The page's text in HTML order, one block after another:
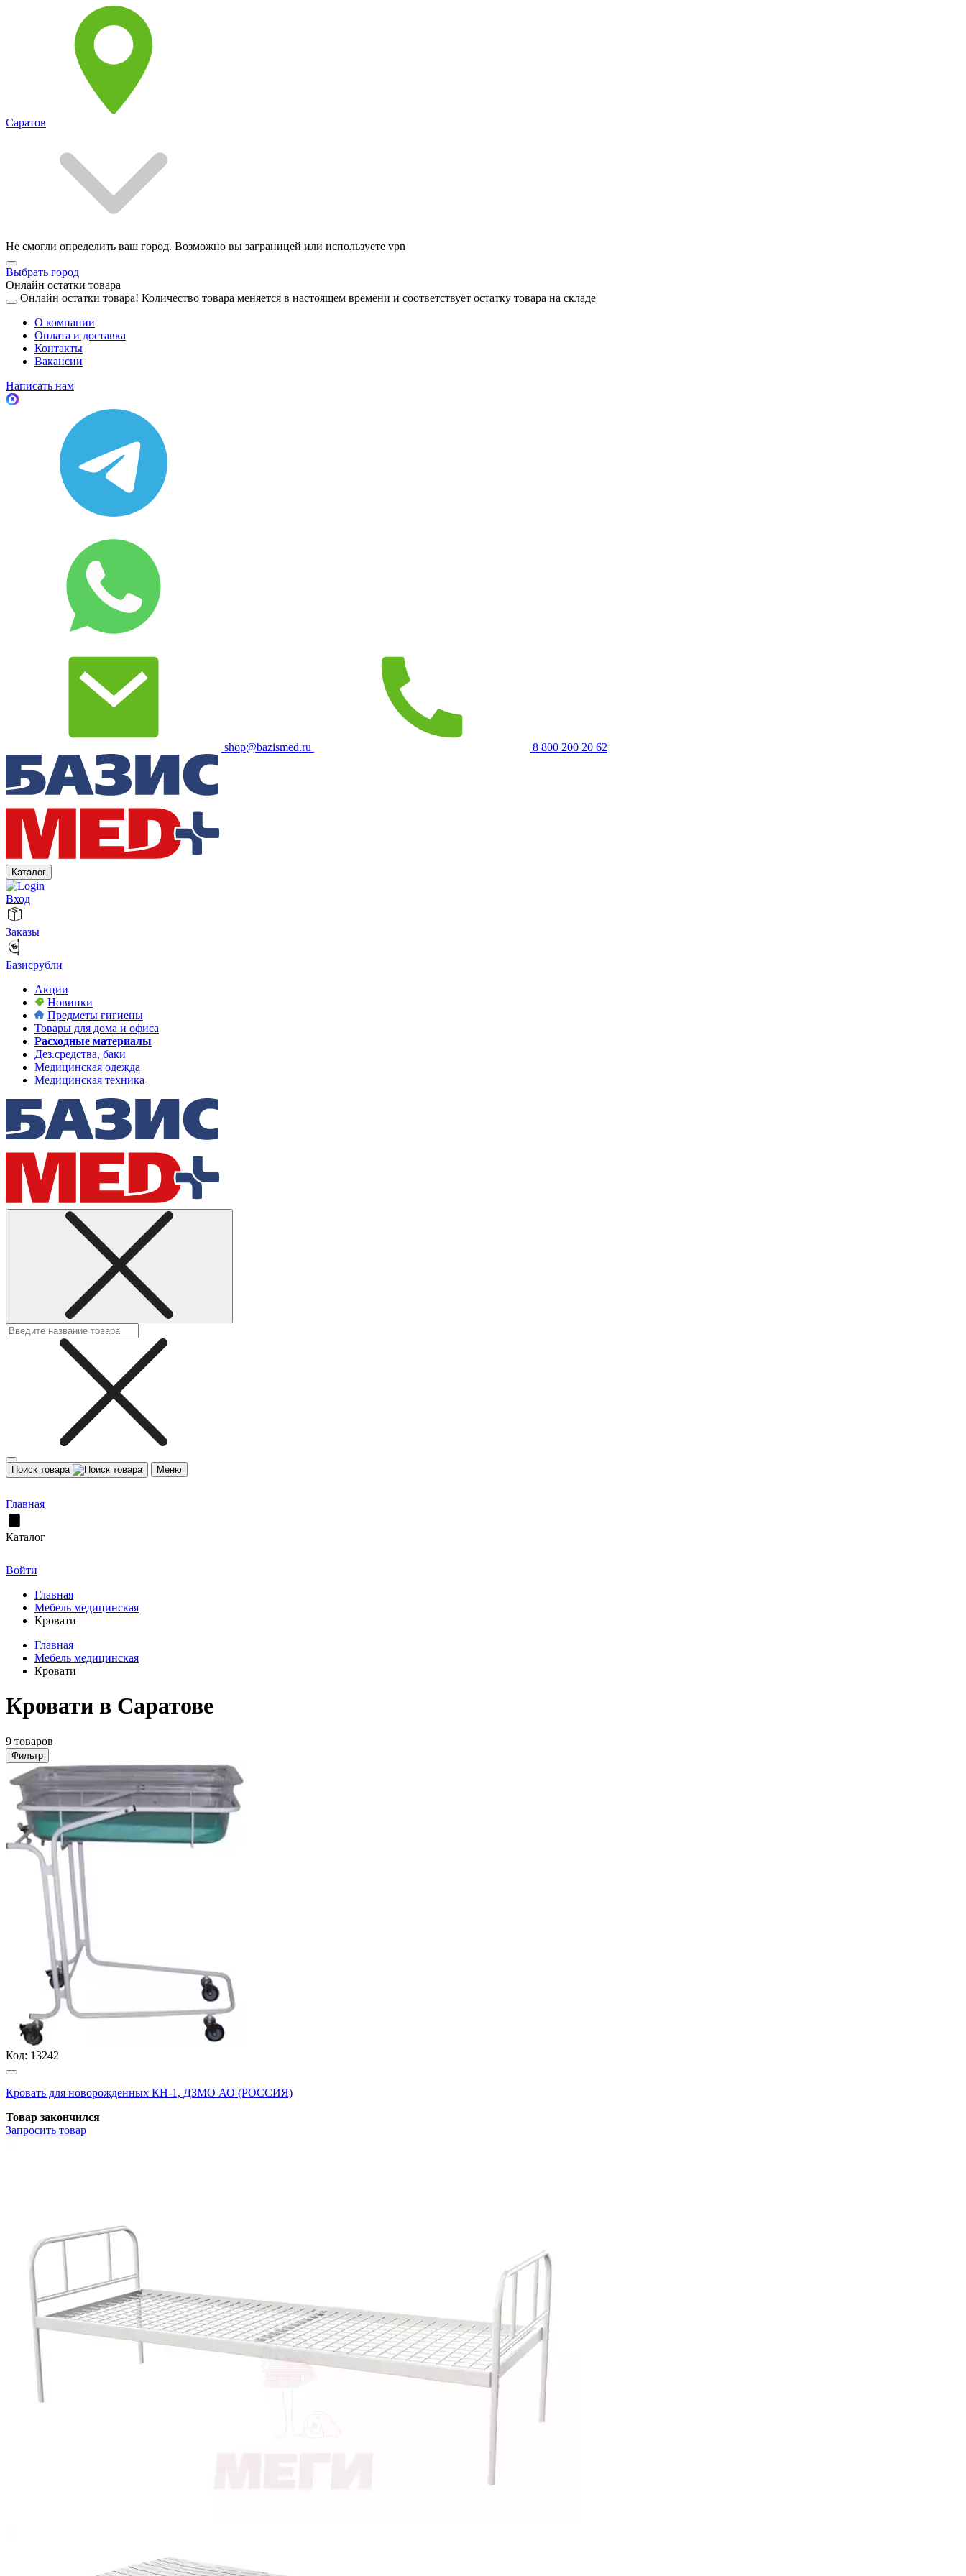
Саратов
Не смогли определить ваш город. Возможно вы заграницей или используете vpn
Выбрать город
Онлайн остатки товара
Онлайн остатки товара! Количество товара меняется в настоящем времени и соответствует остатку товара на складе
О компании
Оплата и доставка
Контакты
Вакансии
Написать нам
shop@bazismed.ru 8 800 200 20 62
Каталог
Вход
Заказы
Базисрубли
Акции
Новинки
Предметы гигиены
Товары для дома и офиса
Расходные материалы
Дез.средства, баки
Медицинская одежда
Медицинская техника
Поиск товара Меню
Главная
Каталог
Войти
Главная
Мебель медицинская
Кровати
Главная
Мебель медицинская
Кровати
Кровати в Саратове
9 товаров
Фильтр
Код: 13242
Кровать для новорожденных КН-1, ДЗМО АО (РОССИЯ)
Товар закончился
Запросить товар